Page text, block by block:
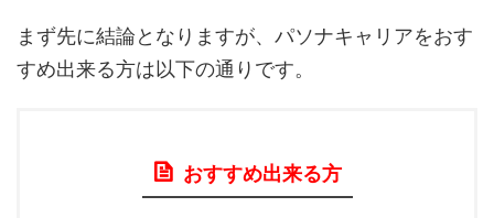
まず先に結論となりますが、パソナキャリアをおす
すめ出来る方は以下の通りです。
おすすめ出来る方